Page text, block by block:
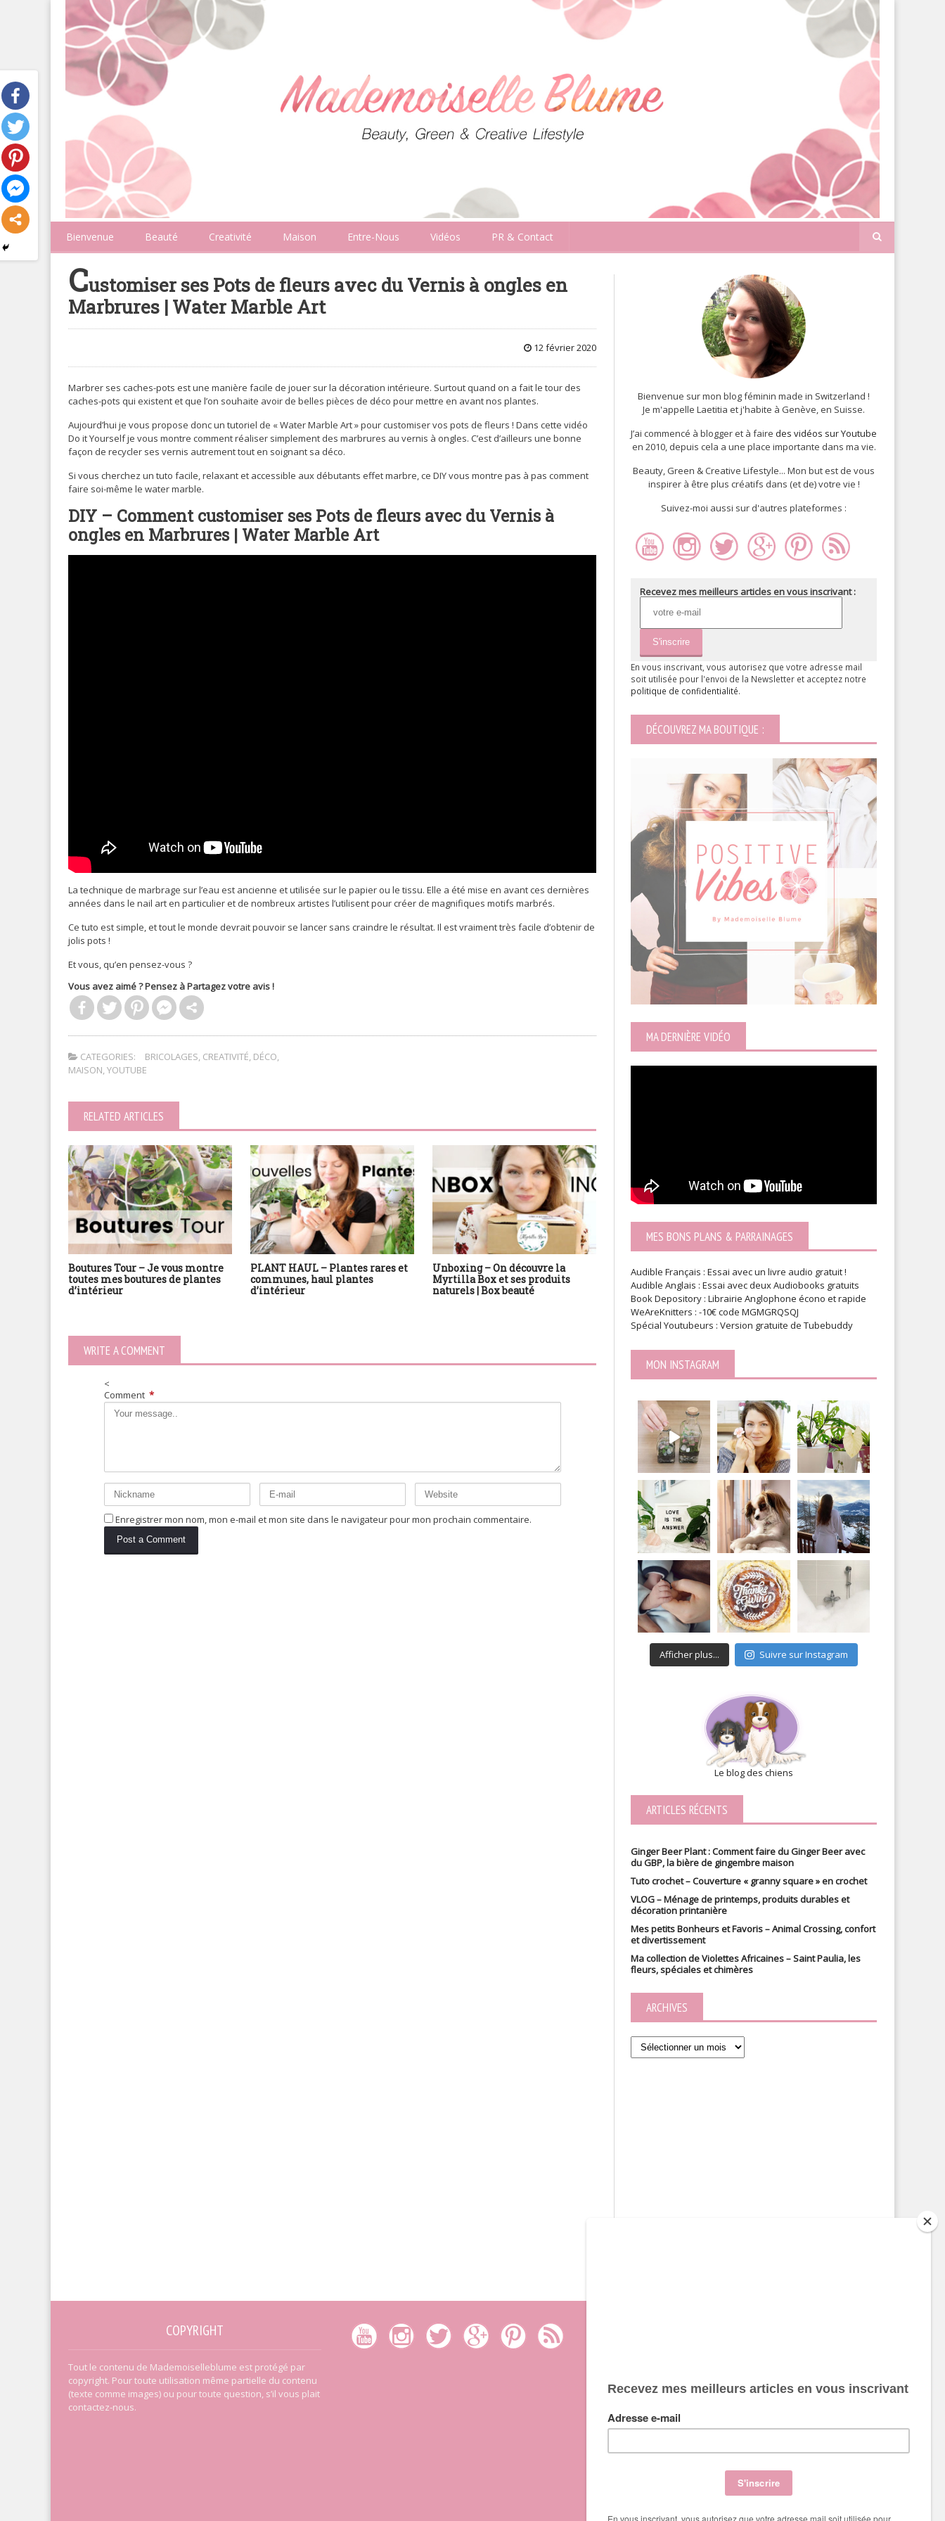
Bienvenue Beauté Creativité Maison Entre-Nous Vidéos PR & Contact
Customiser ses Pots de fleurs avec du Vernis à ongles en
Marbrures | Water Marble Art
12 février 2020
Marbrer ses caches-pots est une manière facile de jouer sur la décoration intérieure. Surtout quand on a fait le tour des
caches-pots qui existent et que l’on souhaite avoir de belles pièces de déco pour mettre en avant nos plantes.
Aujourd’hui je vous propose donc un tutoriel de « Water Marble Art » pour customiser vos pots de fleurs ! Dans cette vidéo
Do it Yourself je vous montre comment réaliser simplement des marbrures au vernis à ongles. C’est d’ailleurs une bonne
façon de recycler ses vernis autrement tout en soignant sa déco.
Si vous cherchez un tuto facile, relaxant et accessible aux débutants effet marbre, ce DIY vous montre pas à pas comment
faire soi-même le water marble.
DIY – Comment customiser ses Pots de fleurs avec du Vernis à
ongles en Marbrures | Water Marble Art
La technique de marbrage sur l’eau est ancienne et utilisée sur le papier ou le tissu. Elle a été mise en avant ces dernières
années dans le nail art en particulier et de nombreux artistes l’utilisent pour créer de magnifiques motifs marbrés.
Ce tuto est simple, et tout le monde devrait pouvoir se lancer sans craindre le résultat. Il est vraiment très facile d’obtenir de
jolis pots !
Et vous, qu’en pensez-vous ?
Vous avez aimé ? Pensez à Partagez votre avis !
CATEGORIES: BRICOLAGES, CREATIVITÉ, DÉCO,
MAISON,YOUTUBE
RELATED ARTICLES
Boutures Tour – Je vous montre
toutes mes boutures de plantes
d’intérieur
PLANT HAUL – Plantes rares et
communes, haul plantes
d’intérieur
Unboxing – On découvre la
Myrtilla Box et ses produits
naturels | Box beauté
DIY Yankee Candle – LUSH dans
des jarres de bougies Yankee
Candle | Tutoriel de recyclage
DIY Agenda – Faire des
intercalaires en papier
Personnaliser son agenda
WRITE A COMMENT
<
Comment *
Enregistrer mon nom, mon e-mail et mon site dans le navigateur pour mon prochain commentaire.
Bienvenue sur mon blog féminin made in Switzerland !
Je m'appelle Laetitia et j'habite à Genève, en Suisse.
J’ai commencé à blogger et à faire des vidéos sur Youtube
en 2010, depuis cela a une place importante dans ma vie.
Beauty, Green & Creative Lifestyle... Mon but est de vous
inspirer à être plus créatifs dans (et de) votre vie !
Suivez-moi aussi sur d'autres plateformes :
Recevez mes meilleurs articles en vous inscrivant :
En vous inscrivant, vous autorisez que votre adresse mail
soit utilisée pour l'envoi de la Newsletter et acceptez notre
politique de confidentialité.
DÉCOUVREZ MA BOUTIQUE :
MA DERNIÈRE VIDÉO
MES BONS PLANS & PARRAINAGES
Audible Français : Essai avec un livre audio gratuit !
Audible Anglais : Essai avec deux Audiobooks gratuits
Book Depository : Librairie Anglophone écono et rapide
WeAreKnitters : -10€ code MGMGRQSQJ
Spécial Youtubeurs : Version gratuite de Tubebuddy
MON INSTAGRAM
Afficher plus... Suivre sur Instagram
Le blog des chiens
ARTICLES RÉCENTS
Ginger Beer Plant : Comment faire du Ginger Beer avec
du GBP, la bière de gingembre maison
Tuto crochet – Couverture « granny square » en crochet
VLOG – Ménage de printemps, produits durables et
décoration printanière
Mes petits Bonheurs et Favoris – Animal Crossing, confort
et divertissement
Ma collection de Violettes Africaines – Saint Paulia, les
fleurs, spéciales et chimères
ARCHIVES
Archives
COPYRIGHT
Tout le contenu de Mademoiselleblume est protégé par
copyright. Pour toute utilisation même partielle du contenu
(texte comme images) ou pour toute question, s’il vous plait
contactez-nous.
pour des bannières et affiliations, je vous donne toujours
Certains des liens sont des liens affiliés. L’affiliation me
commission de la part du vendeur.
Pour vous offrir une meilleure expérience utilisateur et un
contenu gratuit, ce site utilise des cookies. Voir également